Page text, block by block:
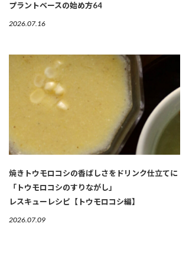
プラントベースの始め方64
2026.07.16
焼きトウモロコシの香ばしさをドリンク仕立てに
「トウモロコシのすりながし」
レスキューレシピ【トウモロコシ編】
2026.07.09